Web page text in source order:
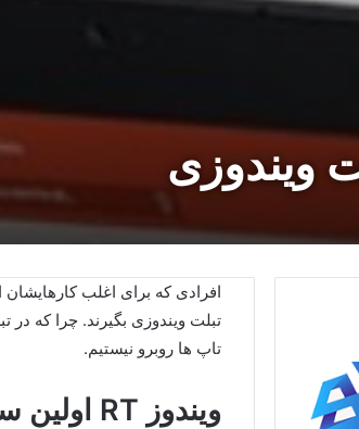
ویندوزی
افرادی که برای اغلب کارهایشان
تبلت ویندوزی بگیرند. چرا که
تاپ ها روبرو نیستیم.
ویندوز RT اولین سیستم عامل ویندوزی برای گوشی های هوشمند